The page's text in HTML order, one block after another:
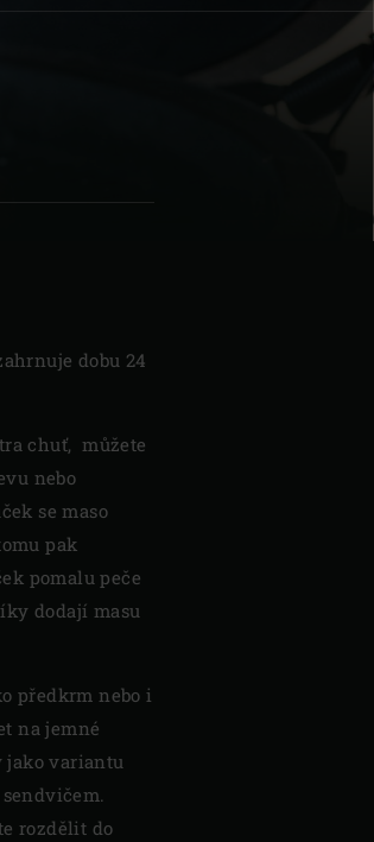
dobu 24
chuť, můžete
nebo
se maso
pak
pomalu peče
dodají masu
předkrm nebo i
na jemné
jako variantu
rozdělit do